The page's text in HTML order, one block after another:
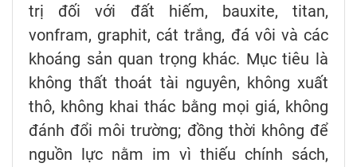
trị đối với đất hiếm, bauxite, titan,
vonfram, graphit, cát trắng, đá vôi và các
khoáng sản quan trọng khác. Mục tiêu là
không thất thoát tài nguyên, không xuất
thô, không khai thác bằng mọi giá, không
đánh đổi môi trường; đồng thời không để
nguồn lực nằm im vì thiếu chính sách,